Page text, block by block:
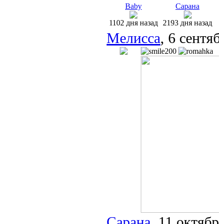
Baby
1102 дня назад
Сарана
2193 дня назад
Мелисса, 6